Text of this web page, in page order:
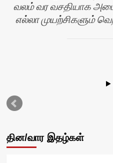
வலம் வர வசதியாக
எல்லா முயற்சிகளும்
தின/வார இதழ்கள்